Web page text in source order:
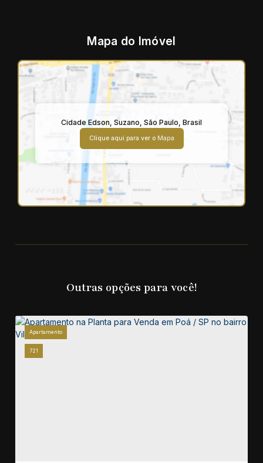
Mapa do Imóvel
Cidade Edson, Suzano, São Paulo, Brasil
Clique aqui para ver o Mapa
Outras opções para você!
721
Apartamento